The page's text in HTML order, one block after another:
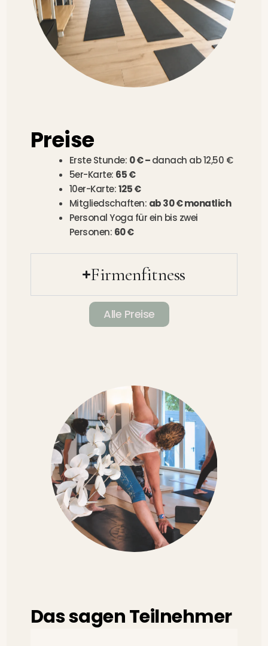
Preise
Erste Stunde: 0 € –danach ab 12,50 €
5er-Karte: 65 €
10er-Karte:125 €
Mitgliedschaften: ab 30 € monatlich
Personal Yoga für ein bis zwei
Personen: 60 €
Firmenfitness
Alle Preise
Das sagen Teilnehmer